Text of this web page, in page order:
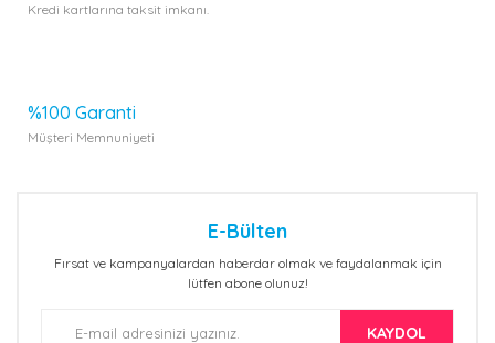
Kredi kartlarına taksit imkanı.
%100 Garanti
Müşteri Memnuniyeti
E-Bülten
Fırsat ve kampanyalardan haberdar olmak ve faydalanmak için
lütfen abone olunuz!
KAYDOL